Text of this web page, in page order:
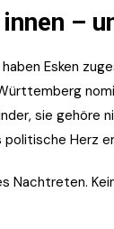
–
Esken
sie gehöre
politische Herz
Nachtreten.